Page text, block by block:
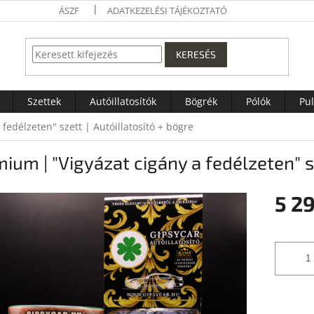
ÁSZF ADATKEZELÉSI TÁJÉKOZTATÓ
KERESÉS
Szettek Autóillatosítók Bögrék Pólók
szett | Autóillatosító + bögre
| "Vigyázat cigány a
5